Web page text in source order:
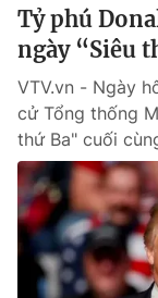
Tỷ phú
ngày “Siêu
VTV.vn - Ngày
cử Tổng thống
thứ Ba" cuối